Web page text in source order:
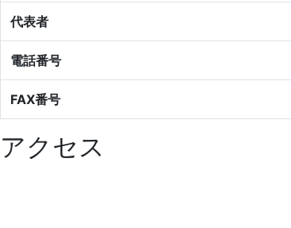
代表者
電話番号
FAX番号
アクセス